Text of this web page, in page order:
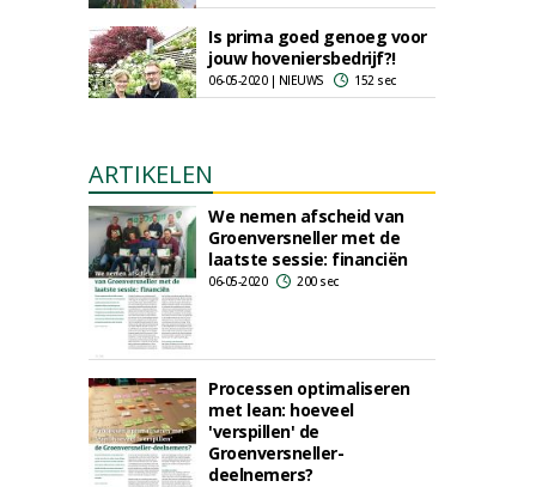
Is prima goed genoeg voor
jouw hoveniersbedrijf?!
06-05-2020 | NIEUWS 152 sec
ARTIKELEN
We nemen afscheid van
Groenversneller met de
laatste sessie: financiën
06-05-2020 200 sec
Processen optimaliseren
met lean: hoeveel
'verspillen' de
Groenversneller-
deelnemers?